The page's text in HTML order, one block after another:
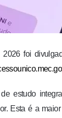
foi
estudo
Esta é a